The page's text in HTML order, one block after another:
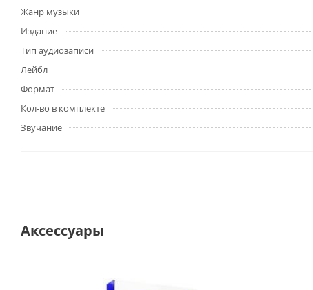
Жанр музыки
Издание
Тип аудиозаписи
Лейбл
Формат
Кол-во в комплекте
Звучание
Аксессуары